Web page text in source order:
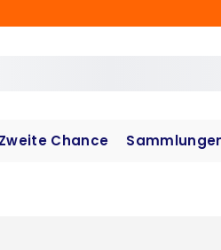
Zweite Chance